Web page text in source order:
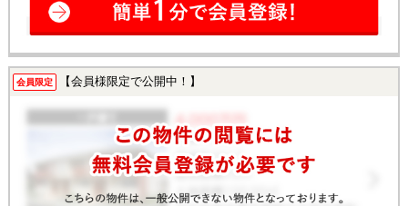
会員限定 【会員様限定で公開中！】